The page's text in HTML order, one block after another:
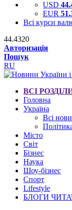
USD
EUR
Всі курси
44.4320
Авторизація
Пошук
RU
ВСІ
Головна
Україна
Всі
Місто
Світ
Бізнес
Наука
Шоу-бізнес
Спорт
Lifestyle
БЛОГИ